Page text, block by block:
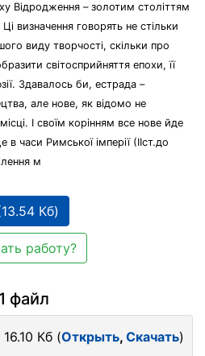
Відродження – золотим століттям
визначення говорять не стільки
виду творчості, скільки про
світосприйняття епохи, її
Здавалось би, естрада –
але нове, як відомо не
І своїм корінням все нове йде
часи Римської імперії (ІІст.до
м
Кб)
работу?
файл
Кб (Открыть, Скачать)